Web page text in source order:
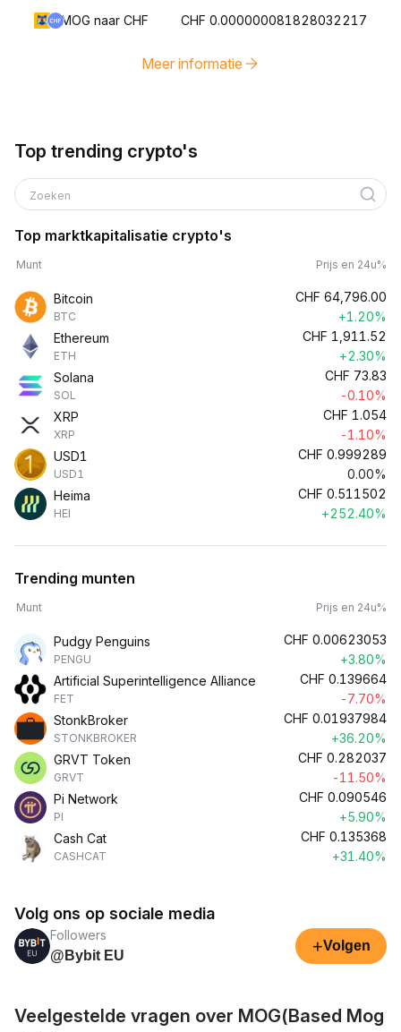
MOG naar CHF CHF 0.000000081828032217
Meer informatie
Top trending crypto's
Zoeken
Top marktkapitalisatie crypto's
Munt Prijs en 24u%
Bitcoin
BTC
CHF 64,796.00
+1.20%
Ethereum
ETH
CHF 1,911.52
+2.30%
Solana
SOL
CHF 73.83
-0.10%
XRP
XRP
CHF 1.054
-1.10%
USD1
USD1
CHF 0.999289
0.00%
Heima
HEI
CHF 0.511502
+252.40%
Trending munten
Munt Prijs en 24u%
Pudgy Penguins
PENGU
CHF 0.00623053
+3.80%
Artificial Superintelligence Alliance
FET
CHF 0.139664
-7.70%
StonkBroker
STONKBROKER
CHF 0.01937984
+36.20%
GRVT Token
GRVT
CHF 0.282037
-11.50%
Pi Network
PI
CHF 0.090546
+5.90%
Cash Cat
CASHCAT
CHF 0.135368
+31.40%
Volg ons op sociale media
Followers
@Bybit EU
+Volgen
Veelgestelde vragen over MOG(Based Mog